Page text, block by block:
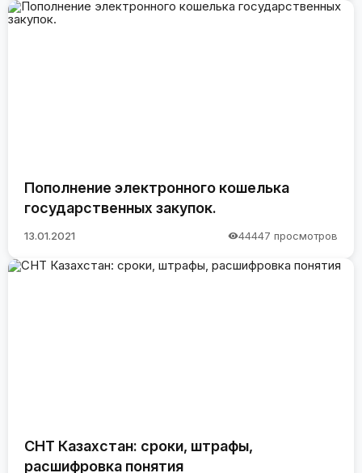
Пополнение электронного кошелька
государственных закупок.
13.01.2021 44447 просмотров
СНТ Казахстан: сроки, штрафы,
расшифровка понятия